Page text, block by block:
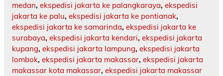
medan, ekspedisi jakarta ke palangkaraya, ekspedisi
jakarta ke palu, ekspedisi jakarta ke pontianak,
ekspedisi jakarta ke samarinda, ekspedisi jakarta ke
surabaya, ekspedisi jakarta kendari, ekspedisi jakarta
kupang, ekspedisi jakarta lampung, ekspedisi jakarta
lombok, ekspedisi jakarta makassar, ekspedisi jakarta
makassar kota makassar, ekspedisi jakarta makassar